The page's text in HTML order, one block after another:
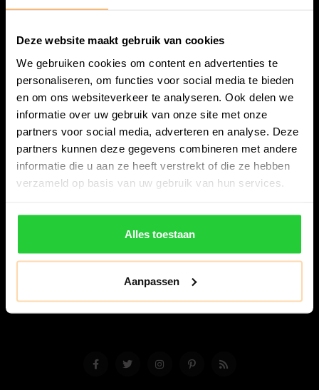
Deze website maakt gebruik van cookies
We gebruiken cookies om content en advertenties te
personaliseren, om functies voor social media te bieden
en om ons websiteverkeer te analyseren. Ook delen we
informatie over uw gebruik van onze site met onze
partners voor social media, adverteren en analyse. Deze
partners kunnen deze gegevens combineren met andere
informatie die u aan ze heeft verstrekt of die ze hebben
verzameld op basis van uw gebruik van hun services.
Alles toestaan
Aanpassen
Bespanracket.nl is dé racketspecialist van Lelystad en
omstreken.
8224 AA Lelystad
06-57276080
info@bespanracket.nl